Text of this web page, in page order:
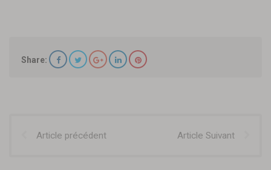
Share:
Article précédent Article Suivant